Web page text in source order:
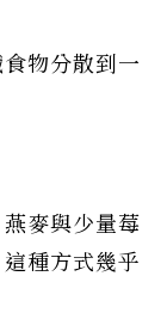
物分散到一
麥與少量莓
種方式幾乎